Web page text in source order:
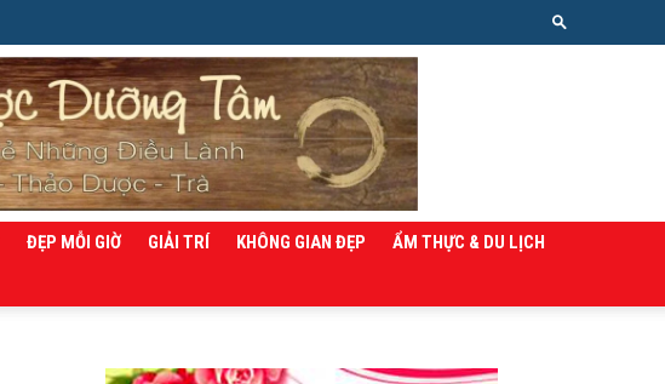
ĐẸP MỖI GIỜ GIẢI TRÍ KHÔNG GIAN ĐẸP
ẨM THỰC & DU LỊCH